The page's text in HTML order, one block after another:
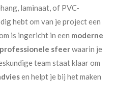
laminaat, of PVC-
hebt om van je project een
is ingericht in een moderne
sfeerwaarin je
team staat klaar om
en helpt je bij het maken